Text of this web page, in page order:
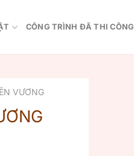
CÔNG TRÌNH ĐÃ THI CÔNG
VƯƠNG